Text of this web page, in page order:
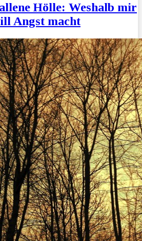
Hölle: Weshalb mir
Angst macht